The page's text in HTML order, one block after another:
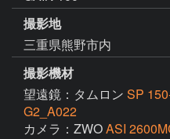
撮影地
三重県熊野市内
撮影機材
望遠鏡：タムロン SP
G2_A022
カメラ：ZWOASI